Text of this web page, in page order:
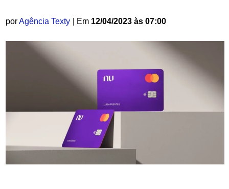
porAgência Texty | Em 12/04/2023 às 07:00